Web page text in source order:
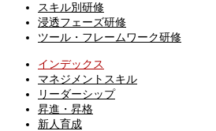
スキル別研修
浸透フェーズ研修
ツール・フレームワーク研修
インデックス
マネジメントスキル
リーダーシップ
昇進・昇格
新人育成